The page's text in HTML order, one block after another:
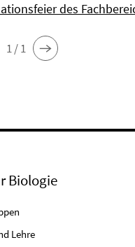
des
1 / 1
Biologie
Lehre